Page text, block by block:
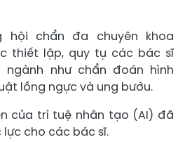
hội chẩn đa chuyên khoa
thiết lập, quy tụ các bác sĩ
ngành như chẩn đoán hình
lồng ngực và ung bướu.
của trí tuệ nhân tạo (AI) đã
lực cho các bác sĩ.